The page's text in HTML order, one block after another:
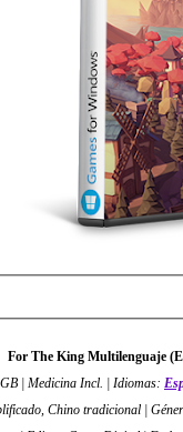
For The King Multilenguaje
| Medicina Incl. | Idiomas:
Chino tradicional |